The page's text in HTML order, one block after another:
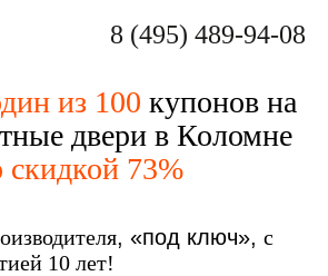
8 (495) 489-94-08
из 100 купонов на
двери в Коломне
скидкой 73%
, «под ключ», с
10 лет!